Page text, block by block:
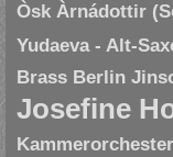
Òsk Àrnádottir
Yudaeva - Alt-
Brass Berlin
Josefine